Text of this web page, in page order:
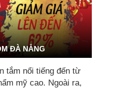
ĐÀ NẴNG
tắm nổi tiếng đến từ
mỹ cao. Ngoài ra,